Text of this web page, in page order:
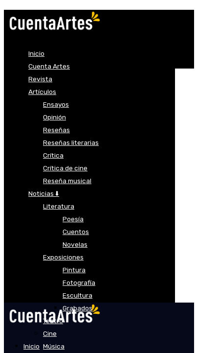
Inicio
Cuenta Artes
Revista
Artículos
Ensayos
Opinión
Reseñas
Reseñas literarias
Crítica
Crítica de cine
Reseña musical
Noticias ⬇️
Literatura
Poesía
Cuentos
Novelas
Exposiciones
Pintura
Fotografía
Escultura
Grabados
Teatro
Cine
Música
Inicio